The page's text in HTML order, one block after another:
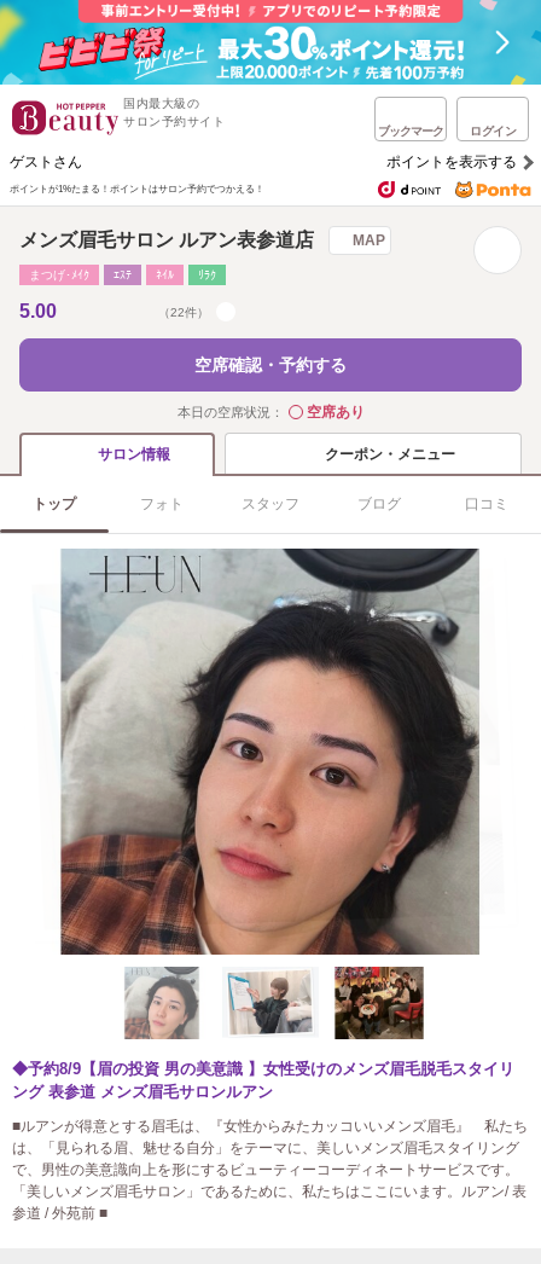
国内最大級の
サロン予約サイト
ブックマーク ログイン
ゲストさん ポイントを表示する
ポイントが1%たまる！ ポイントはサロン予約でつかえる！
メンズ眉毛サロン ルアン表参道店 MAP
まつげ･ﾒｲｸ ｴｽﾃ ﾈｲﾙ ﾘﾗｸ
5.00 （22件）
空席確認・予約する
本日の空席状況： ◯空席あり
サロン情報 クーポン・メニュー
トップ フォト スタッフ ブログ 口コミ
◆予約8/9【眉の投資 男の美意識 】女性受けのメンズ眉毛脱毛スタイリ
ング 表参道 メンズ眉毛サロンルアン
■ルアンが得意とする眉毛は、『女性からみたカッコいいメンズ眉毛』 私たち
は、「見られる眉、魅せる自分」をテーマに、美しいメンズ眉毛スタイリング
で、男性の美意識向上を形にするビューティーコーディネートサービスです。
「美しいメンズ眉毛サロン」であるために、私たちはここにいます。ルアン/ 表
参道 / 外苑前 ■